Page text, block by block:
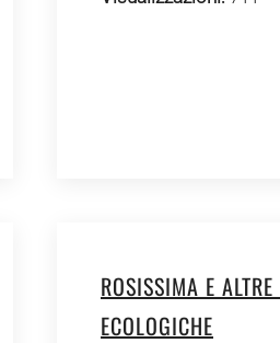
ROSISSIMA E ALTRE
ECOLOGICHE